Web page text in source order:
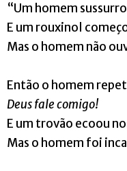
“Um homem
E um rouxinol
Mas o homem não
Então o homem
Deus fale comigo!
E um trovão ecoou
Mas o homem foi